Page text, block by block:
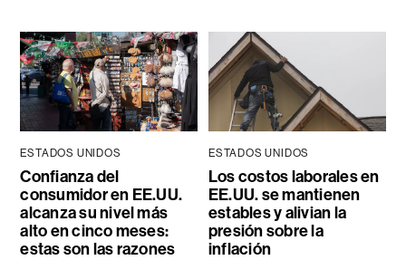
ESTADOS UNIDOS
Confianza del
consumidor en EE.UU.
alcanza su nivel más
alto en cinco meses:
estas son las razones
ESTADOS UNIDOS
Los costos laborales en
EE.UU. se mantienen
estables y alivian la
presión sobre la
inflación